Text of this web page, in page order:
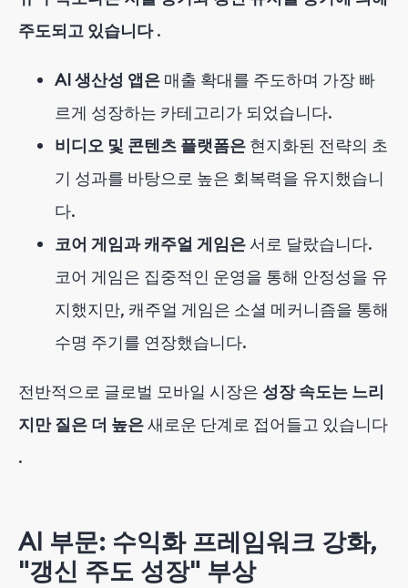
주도되고 있습니다 .
AI 생산성 앱은 매출 확대를 주도하며 가장 빠
르게 성장하는 카테고리가 되었습니다.
비디오 및 콘텐츠 플랫폼은 현지화된 전략의 초
기 성과를 바탕으로 높은 회복력을 유지했습니
다.
코어 게임과 캐주얼 게임은 서로 달랐습니다.
코어 게임은 집중적인 운영을 통해 안정성을 유
지했지만, 캐주얼 게임은 소셜 메커니즘을 통해
수명 주기를 연장했습니다.
전반적으로 글로벌 모바일 시장은 성장 속도는 느리
지만 질은 더 높은새로운 단계로 접어들고 있습니다
.
AI 부문: 수익화 프레임워크 강화,
"갱신 주도 성장" 부상